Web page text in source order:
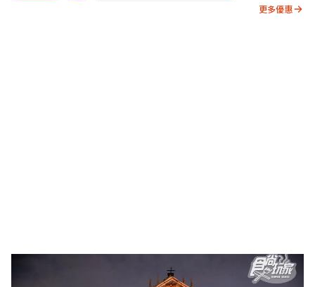
更多優惠